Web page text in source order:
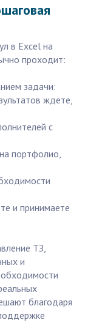
в Excel на
проходит:
задачи:
ждете,
с
портфолио,
и принимаете
ТЗ,
и
благодаря